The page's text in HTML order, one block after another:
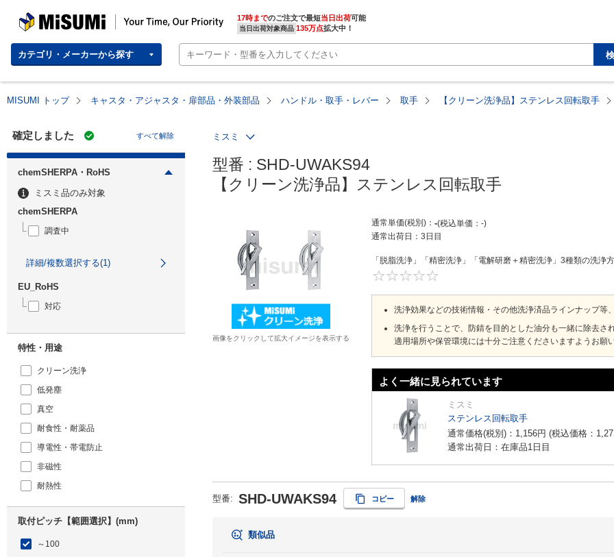
MISUMI | Your Time, Our Priority 17時までのご注文で最短当日出荷
当日出荷対象商品 135万点拡大中！
カテゴリ・メーカーから探す
MISUMI トップ キャスタ・アジャスタ・扉部品・外装部品 ハンドル・取手・レバー 取手 【クリーン洗浄品】ステンレス回転取手
確定しました すべて解除
chemSHERPA・RoHS
ミスミ品のみ対象
chemSHERPA
調査中
詳細/複数選択する(1)
EU_RoHS
対応
特性・用途
クリーン洗浄
低発塵
真空
耐食性・耐薬品
導電性・帯電防止
非磁性
耐熱性
取付ピッチ【範囲選択】(mm)
～100
ミスミ
型番 : SHD-UWAKS94
【クリーン洗浄品】ステンレス回転取手
画像をクリックして拡大イメージを表示する
通常単価(税別) - 税込単価
-
通常出荷日： 3日目
「脱脂洗浄」「精密洗浄」「電解研磨＋精密洗浄」3種類の洗浄
洗浄効果などの技術情報・その他洗浄済品ラインナップ等
洗浄を行うことで、防錆を目的とした油分も一緒に除去
適用場所や保管環境には十分ご注意くださいますようお願
よく一緒に見られています
ミスミ
ステンレス回転取手
通常価格(税別)： 1,156円 (税込価格：
通常出荷日：在庫品1日目
型番: SHD-UWAKS94 コピー 解除
類似品